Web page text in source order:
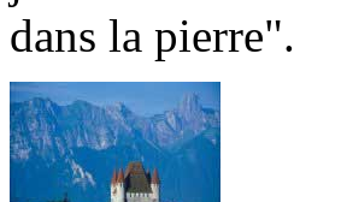
dans la pierre".